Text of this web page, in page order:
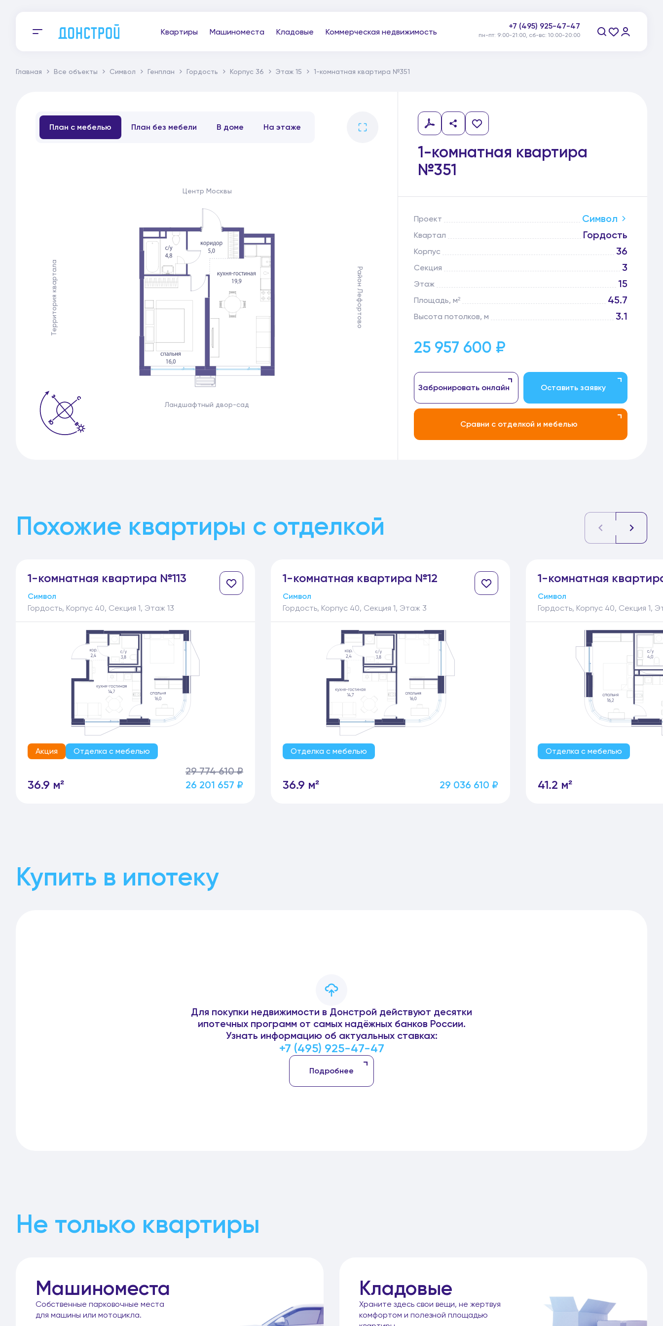
Квартиры Машиноместа Кладовые Коммерческая недвижимость
+7 (495) 925-47-47
пн-пт: 9:00-21:00, сб-вс: 10:00-20:00
Главная Все объекты Символ Генплан Гордость Корпус 36 Этаж 15 1-комнатная квартира №351
1-комнатная квартира
№351
План с мебелью План без мебели В доме На этаже
Центр Москвы
Район Лефортово
Ландшафтный двор-сад
Территория квартала
Проект Символ
Квартал Гордость
Корпус 36
Секция 3
Этаж 15
Площадь, м² 45.7
Высота потолков, м 3.1
25 957 600 ₽
Забронировать онлайн Оставить заявку
Сравни с отделкой и мебелью
Похожие квартиры с отделкой
1-комнатная квартира №113
Символ
Гордость, Корпус 40, Секция 1, Этаж 13
Акция Отделка с мебелью
36.9 м²
29 774 610 ₽
26 201 657 ₽
1-комнатная квартира №12
Символ
Гордость, Корпус 40, Секция 1, Этаж 3
Отделка с мебелью
36.9 м² 29 036 610 ₽
1-комнатная
Символ
Гордость, Корпус 40, Секция 1,
Отделка с мебелью
41.2 м²
Купить в ипотеку
Для покупки недвижимости в Донстрой действуют десятки
ипотечных программ от самых надёжных банков России.
Узнать информацию об актуальных ставках:
+7 (495) 925-47-47
Подробнее
Не только квартиры
Машиноместа
Собственные парковочные места
для машины или мотоцикла.
Кладовые
Храните здесь свои вещи, не жертвуя
комфортом и полезной площадью